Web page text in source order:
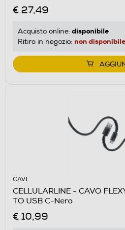
€ 27,49
Acquisto online: disponibile
Ritiro in negozio: non disponibile
CAVI
CELLULARLINE - CAVO
TO USB C-Nero
€ 10,99